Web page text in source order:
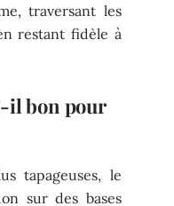
traversant les
restant fidèle à
il bon pour
tapageuses, le
sur des bases